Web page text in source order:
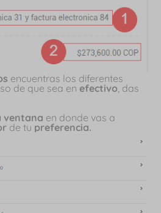
encuentras los diferentes
de que sea en efectivo , das
ventana en donde vas a
de tu preferencia.